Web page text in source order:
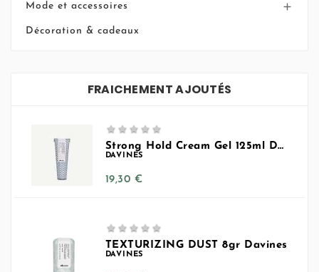
Mode et accessoires 
Décoration & cadeaux
FRAICHEMENT AJOUTÉS
    
Strong Hold Cream Gel 125ml Davines
DAVINES
19,30 €Prix
    
TEXTURIZING DUST 8gr Davines
DAVINES